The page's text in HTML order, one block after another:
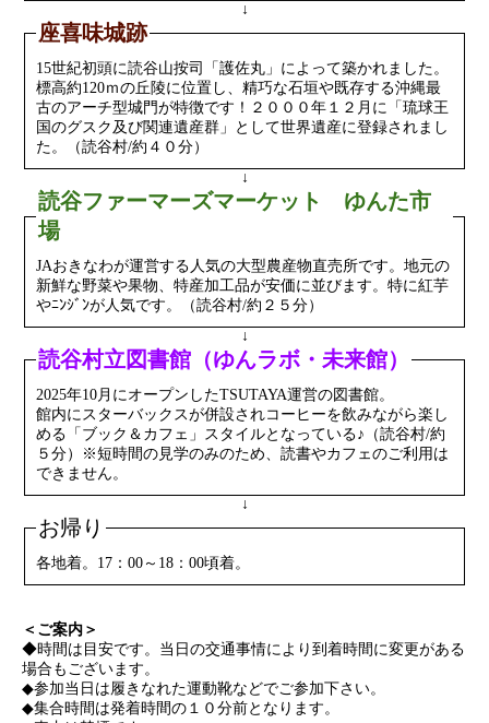
↓
座喜味城跡
15世紀初頭に読谷山按司「護佐丸」によって築かれました。
標高約120ｍの丘陵に位置し、精巧な石垣や既存する沖縄最
古のアーチ型城門が特徴です！２０００年１２月に「琉球王
国のグスク及び関連遺産群」として世界遺産に登録されまし
た。（読谷村/約４０分）
↓
読谷ファーマーズマーケット ゆんた市
場
JAおきなわが運営する人気の大型農産物直売所です。地元の
新鮮な野菜や果物、特産加工品が安価に並びます。特に紅芋
やﾆﾝｼﾞﾝが人気です。（読谷村/約２５分）
↓
読谷村立図書館（ゆんラボ・未来館）
2025年10月にオープンしたTSUTAYA運営の図書館。
館内にスターバックスが併設されコーヒーを飲みながら楽し
める「ブック＆カフェ」スタイルとなっている♪（読谷村/約
５分）※短時間の見学のみのため、読書やカフェのご利用は
できません。
↓
お帰り
各地着。17：00～18：00頃着。
＜ご案内＞
◆時間は目安です。当日の交通事情により到着時間に変更がある
場合もございます。
◆参加当日は履きなれた運動靴などでご参加下さい。
◆集合時間は発着時間の１０分前となります。